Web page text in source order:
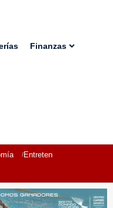
Finanzas
Entretenimiento